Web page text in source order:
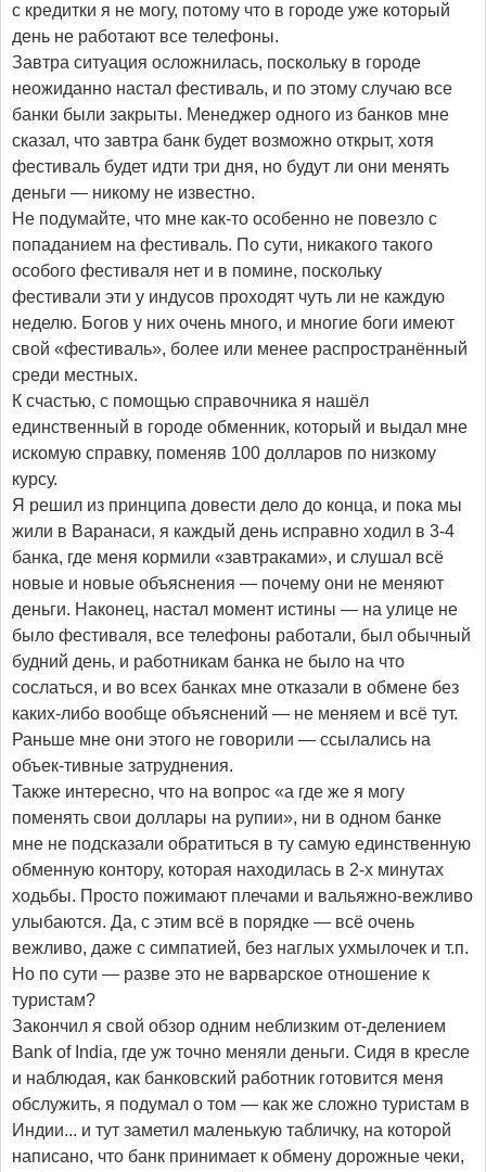
с кредитки я не могу, потому что в городе уже который
день не работают все телефоны.
Завтра ситуация осложнилась, поскольку в городе
неожиданно настал фестиваль, и по этому случаю все
банки были закрыты. Менеджер одного из банков мне
сказал, что завтра банк будет возможно открыт, хотя
фестиваль будет идти три дня, но будут ли они менять
деньги — никому не известно.
Не подумайте, что мне как-то особенно не повезло с
попаданием на фестиваль. По сути, никакого такого
особого фестиваля нет и в помине, поскольку
фестивали эти у индусов проходят чуть ли не каждую
неделю. Богов у них очень много, и многие боги имеют
свой «фестиваль», более или менее распространённый
среди местных.
К счастью, с помощью справочника я нашёл
единственный в городе обменник, который и выдал мне
искомую справку, поменяв 100 долларов по низкому
курсу.
Я решил из принципа довести дело до конца, и пока мы
жили в Варанаси, я каждый день исправно ходил в 3-4
банка, где меня кормили «завтраками», и слушал всё
новые и новые объяснения — почему они не меняют
деньги. Наконец, настал момент истины — на улице не
было фестиваля, все телефоны работали, был обычный
будний день, и работникам банка не было на что
сослаться, и во всех банках мне отказали в обмене без
каких-либо вообще объяснений — не меняем и всё тут.
Раньше мне они этого не говорили — ссылались на
объек-тивные затруднения.
Также интересно, что на вопрос «а где же я могу
поменять свои доллары на рупии», ни в одном банке
мне не подсказали обратиться в ту самую единственную
обменную контору, которая находилась в 2-х минутах
ходьбы. Просто пожимают плечами и вальяжно-вежливо
улыбаются. Да, с этим всё в порядке — всё очень
вежливо, даже с симпатией, без наглых ухмылочек и т.п.
Но по сути — разве это не варварское отношение к
туристам?
Закончил я свой обзор одним неблизким от-делением
Bank of India, где уж точно меняли деньги. Сидя в кресле
и наблюдая, как банковский работник готовится меня
обслужить, я подумал о том — как же сложно туристам в
Индии... и тут заметил маленькую табличку, на которой
написано, что банк принимает к обмену дорожные чеки,